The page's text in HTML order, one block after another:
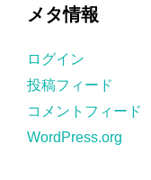
ー
メタ情報
ログイン
投稿フィード
コメントフィード
WordPress.org